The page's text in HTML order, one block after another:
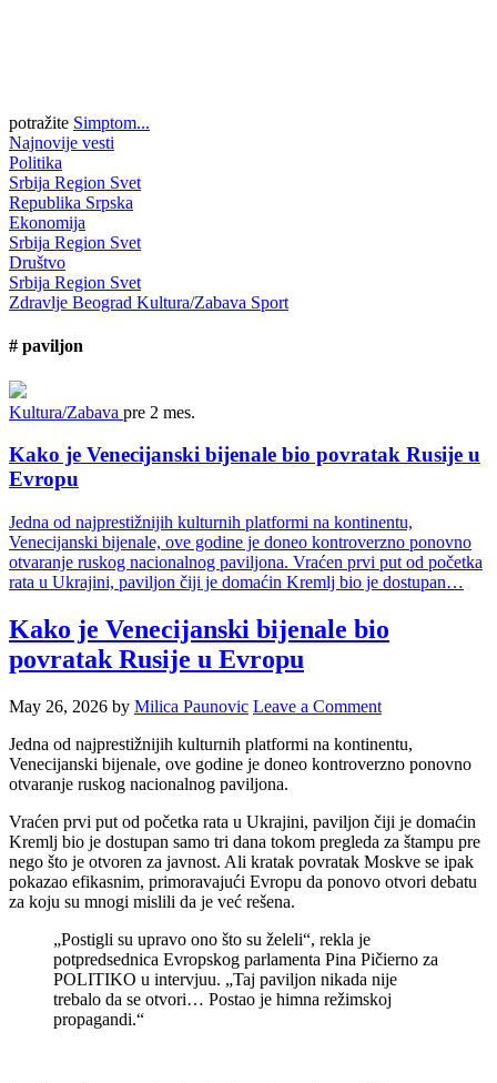
potražite Simptom...
Najnovije vesti
Politika
Srbija Region Svet
Republika Srpska
Ekonomija
Srbija Region Svet
Društvo
Srbija Region Svet
Zdravlje Beograd Kultura/Zabava Sport
# paviljon
Kultura/Zabava pre 2 mes.
Kako je Venecijanski bijenale bio povratak Rusije u
Evropu
Jedna od najprestižnijih kulturnih platformi na kontinentu,
Venecijanski bijenale, ove godine je doneo kontroverzno ponovno
otvaranje ruskog nacionalnog paviljona. Vraćen prvi put od početka
rata u Ukrajini, paviljon čiji je domaćin Kremlj bio je dostupan…
Kako je Venecijanski bijenale bio
povratak Rusije u Evropu
May 26, 2026 by Milica Paunovic Leave a Comment
Jedna od najprestižnijih kulturnih platformi na kontinentu,
Venecijanski bijenale, ove godine je doneo kontroverzno ponovno
otvaranje ruskog nacionalnog paviljona.
Vraćen prvi put od početka rata u Ukrajini, paviljon čiji je domaćin
Kremlj bio je dostupan samo tri dana tokom pregleda za štampu pre
nego što je otvoren za javnost. Ali kratak povratak Moskve se ipak
pokazao efikasnim, primoravajući Evropu da ponovo otvori debatu
za koju su mnogi mislili da je već rešena.
„Postigli su upravo ono što su želeli“, rekla je
potpredsednica Evropskog parlamenta Pina Pičierno za
POLITIKO u intervjuu. „Taj paviljon nikada nije
trebalo da se otvori… Postao je himna režimskoj
propagandi.“